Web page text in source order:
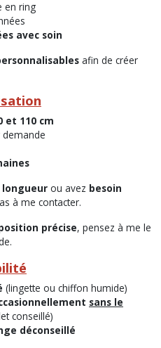
en ring
avec soin
afin de créer
et 110 cm
demande
ou avez besoin
à me contacter.
précise, pensez à me le
(lingette ou chiffon humide)
sans le
conseillé)
déconseillé